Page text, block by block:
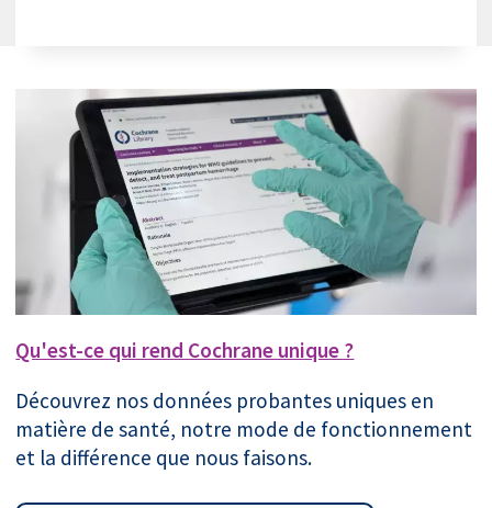
Qu'est-ce qui rend Cochrane unique ?
Découvrez nos données probantes uniques en
matière de santé, notre mode de fonctionnement
et la différence que nous faisons.